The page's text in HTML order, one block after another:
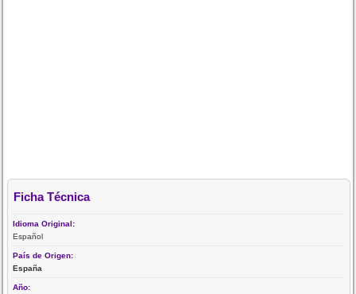
Ficha Técnica
Idioma Original:
Español
País de Origen:
España
Año: